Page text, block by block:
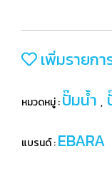
เพิ่มรายกา
หมวดหมู่ :ปั๊มน้ำ ,
แบรนด์ :EBARA